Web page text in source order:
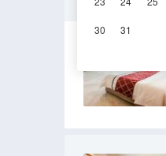
30 31